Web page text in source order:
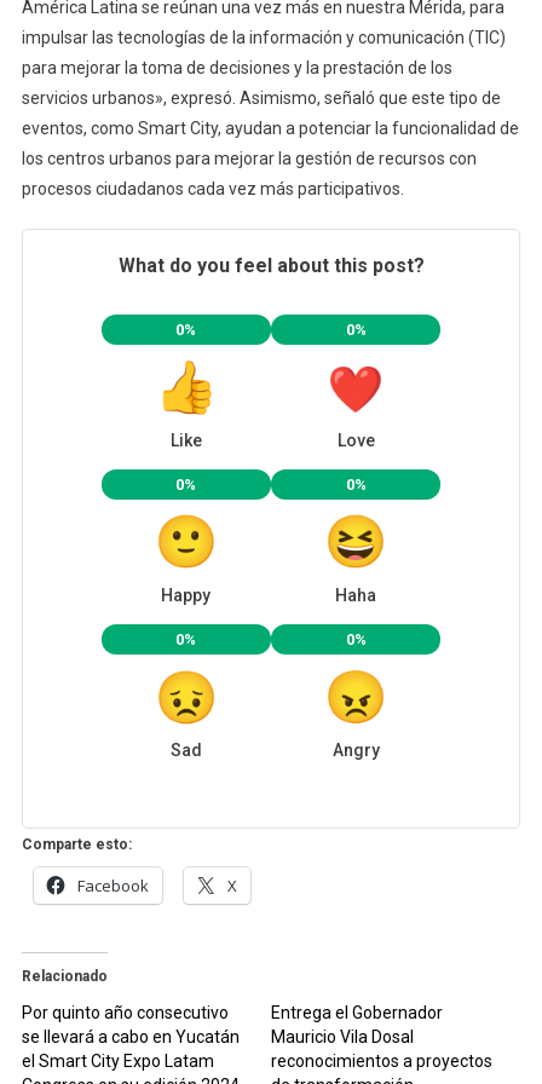
América Latina se reúnan una vez más en nuestra Mérida, para
impulsar las tecnologías de la información y comunicación (TIC)
para mejorar la toma de decisiones y la prestación de los
servicios urbanos», expresó. Asimismo, señaló que este tipo de
eventos, como Smart City, ayudan a potenciar la funcionalidad de
los centros urbanos para mejorar la gestión de recursos con
procesos ciudadanos cada vez más participativos.
What do you feel about this post?
0%
Like
0%
Love
0%
Happy
0%
Haha
0%
Sad
0%
Angry
Comparte esto:
Facebook X
Relacionado
Por quinto año consecutivo
se llevará a cabo en Yucatán
el Smart City Expo Latam
Entrega el Gobernador
Mauricio Vila Dosal
reconocimientos a proyectos